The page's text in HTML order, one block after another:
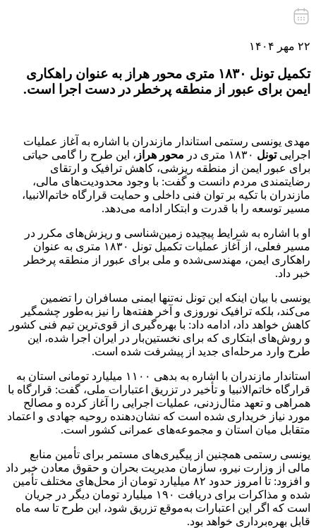
۲۲ مهر ۱۴۰۴
تکمیل تونل ۱۸۳۰ متری محور هراز به عنوان راهکاری
ایمن برای عبور از منطقه پرخطر در دست اجرا است.
مهدی یونسی رستمی استاندار مازندران با اشاره به آغاز عملیات
اجراییتونل ۱۸۳۰ متری در محور هراز ، این طرح را گامی حیاتی
برای عبور ایمن از منطقه ریزشی، کاهش ترافیک و ارتقای
رضایتمندی مردم دانست و گفت: با وجود محدودیت‌های مالی،
مازندران با تکیه بر توان فنی داخلی و حمایت قرارگاه خاتم‌الانبیا،
مسیر توسعه را با قدرت و ابتکار ادامه می‌دهد. ‎
او با اشاره به شرایط پیچیده زمین‌شناسی و ریزش‌های مکرر در
مسیر فعلی، از آغاز عملیات تکمیل تونل ۱۸۳۰ متری به عنوان
راهکاری ایمن، مهندسی‌شده و ملی برای عبور از منطقه پرخطر
خبر داد.
یونسی با بیان اینکه این تونل نه‌تنها ایمنی مسافران را تضمین
می‌کند، بلکه ترافیک نوروزی و آخر هفته‌ها را نیز به‌طور چشمگیر
کاهش خواهد داد، ادامه داد: با بهره‌گیری از قوی‌ترین تیم فنی کشور
و روش‌های ابتکاری که برای نخستین‌بار در ایران اجرا شده، این
طرح وارد مرحله‌ای جدید از پیشرفت شده است.
استاندار مازندران با اشاره به بدهی ۱۱۰۰ میلیارد تومانی استان به
قرارگاه خاتم‌الانبیا و تأخیر در تزریق اعتبارات ملی، گفت: قرارگاه با
همراهی و تعهد مثال‌زدنی، عملیات اجرایی را آغاز کرده و مصالح
مورد نیاز خریداری شده است که نشان‌دهنده روحیه جهادی و اعتماد
متقابل میان استان و مجموعه‌های عمرانی کشور است.
یونسی رستمی همچنین از پیگیری‌های مستمر برای تأمین منابع
مالی از وزارت نیرو، سازمان مدیریت بحران و حقوق معادن خبر داد
و افزود: تا امروز حدود ۸۲ میلیارد تومان از محل‌های مختلف تأمین
شده و مذاکرات برای دریافت ۱۹۰ میلیارد تومان دیگر در جریان
است که اگر این اعتبارات به‌موقع تزریق شود، این طرح تا سه ماه
قابل بهره‌برداری خواهد بود.